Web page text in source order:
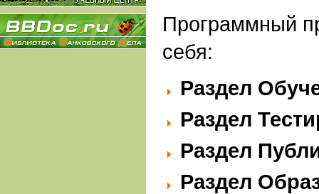
Программный
себя:
Раздел
Раздел
Раздел
Раздел